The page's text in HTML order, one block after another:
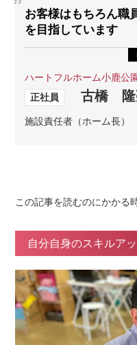
お客様はもちろん職
を目指しています
ハートフルホーム小鹿公
正社員
古橋 隆
施設責任者（ホーム長）
この記事を読むのにかかる
自分自身のスキルア